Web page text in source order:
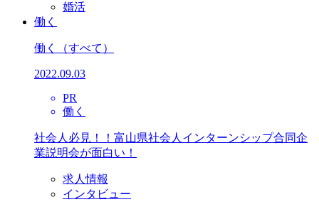
婚活
働く
働く （すべて）
2022.09.03
PR
働く
社会人必見！！富山県社会人インターンシップ合同企
業説明会が面白い！
求人情報
インタビュー